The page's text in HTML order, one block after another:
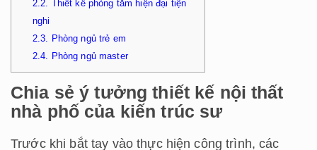
2.2. Thiết kế phòng tắm hiện đại tiện
nghi
2.3. Phòng ngủ trẻ em
2.4. Phòng ngủ master
Chia sẻ ý tưởng thiết kế nội thất
nhà phố của kiến trúc sư
Trước khi bắt tay vào thực hiện công trình, các